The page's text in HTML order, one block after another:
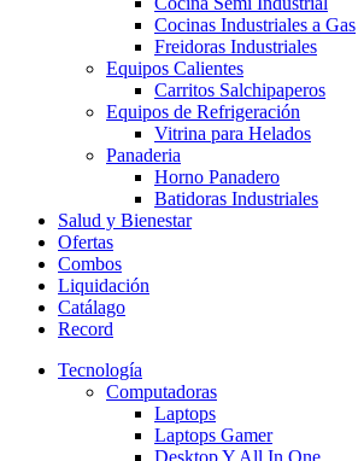
Cocinas Industriales a Gas
Freidoras Industriales
Equipos Calientes
Carritos Salchipaperos
Equipos de Refrigeración
Vitrina para Helados
Panaderia
Horno Panadero
Batidoras Industriales
Salud y Bienestar
Ofertas
Combos
Liquidación
Catálago
Record
Tecnología
Computadoras
Laptops
Laptops Gamer